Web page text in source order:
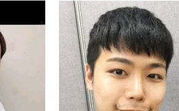
Bệnh viện thẩm mỹ